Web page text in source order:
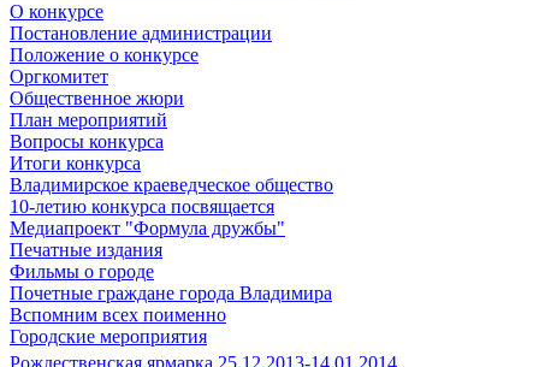
О конкурсе
Постановление администрации
Положение о конкурсе
Оргкомитет
Общественное жюри
План мероприятий
Вопросы конкурса
Итоги конкурса
Владимирское краеведческое общество
10-летию конкурса посвящается
Медиапроект "Формула дружбы"
Печатные издания
Фильмы о городе
Почетные граждане города Владимира
Вспомним всех поименно
Городские мероприятия
Рождественская ярмарка 25.12.2013-14.01.2014